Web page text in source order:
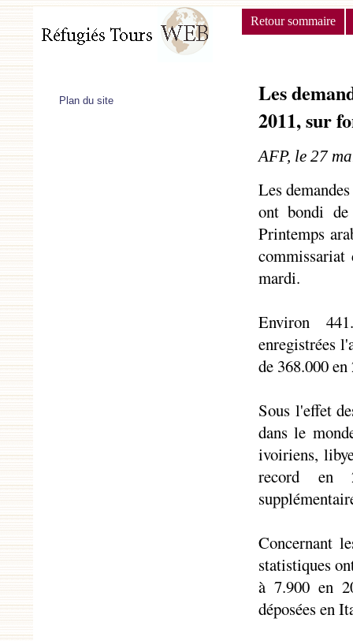
Retour sommaire
Plan du site
Les
2011, sur
AFP, le 27
Les
ont bondi
Printemps
mardi.
Environ
enregistrées
de 368.000 en
Sous l'effet
dans le
ivoiriens,
record en
Concernant
statistiques
à 7.900 en
déposées en